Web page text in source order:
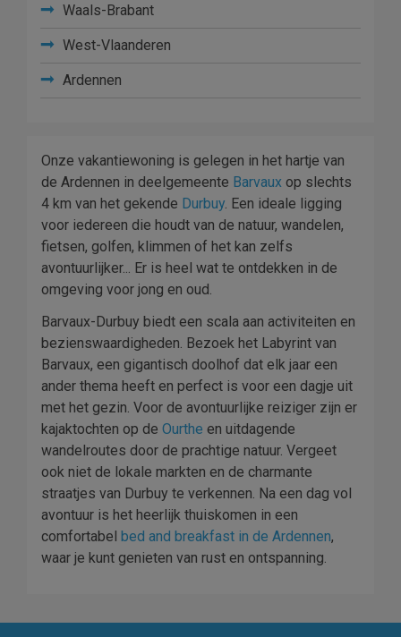
Waals-Brabant
West-Vlaanderen
Ardennen
Onze vakantiewoning is gelegen in het hartje van
de Ardennen in deelgemeente Barvaux op slechts
4 km van het gekende Durbuy. Een ideale ligging
voor iedereen die houdt van de natuur, wandelen,
fietsen, golfen, klimmen of het kan zelfs
avontuurlijker... Er is heel wat te ontdekken in de
omgeving voor jong en oud.
Barvaux-Durbuy biedt een scala aan activiteiten en
bezienswaardigheden. Bezoek het Labyrint van
Barvaux, een gigantisch doolhof dat elk jaar een
ander thema heeft en perfect is voor een dagje uit
met het gezin. Voor de avontuurlijke reiziger zijn er
kajaktochten op de Ourthe en uitdagende
wandelroutes door de prachtige natuur. Vergeet
ook niet de lokale markten en de charmante
straatjes van Durbuy te verkennen. Na een dag vol
avontuur is het heerlijk thuiskomen in een
comfortabel bed and breakfast in de Ardennen,
waar je kunt genieten van rust en ontspanning.